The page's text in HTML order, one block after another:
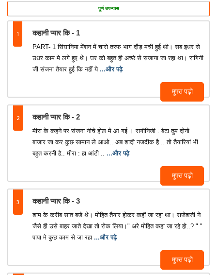
पूर्ण उपन्यास
1 कहानी प्यार कि - 1
मुफ्त पढ़ो
PART- 1 सिंघानिया मेंशन में चारो तरफ भाग दौड़ मची हुई थी। सब इधर से
उधर काम मे लगे हुए थे। घर को बहुत ही अच्छे से सजाया जा रहा था। रागिनी
जी संजना तैयार हुई कि नहीं ये ...और पढ़े
2 कहानी प्यार कि - 2
मुफ्त पढ़ो
मीरा के कहने पर संजना नीचे होल मे आ गई । रागीनिजी : बेटा तुम दोनो
बाजार जा कर कुछ सामान ले आओ.. अब शादी नजदीक है .. तो तैयारियां भी
बहुत करनी है.. मीरा : हा आंटी .. ...और पढ़े
3 कहानी प्यार कि - 3
मुफ्त पढ़ो
शाम के करीब सात बजे थे। मोहित तैयार होकर कहीं जा रहा था। राजेशजी ने
जैसे ही उसे बाहर जाते देखा तो रोक लिया।" अरे मोहित कहा जा रहे हो..? " "
पापा मे कुछ काम से जा रहा ...और पढ़े